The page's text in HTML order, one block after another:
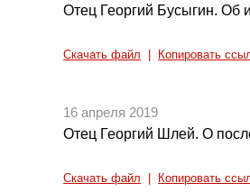
Отец Георгий Бусыгин. Об
Скачать файл Копировать
16 апреля 2019
Отец Георгий Шлей. О
Скачать файл Копировать